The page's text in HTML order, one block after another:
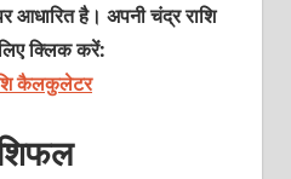
आधारित है। अपनी चंद्र राशि
क्लिक करें:
कैलकुलेटर